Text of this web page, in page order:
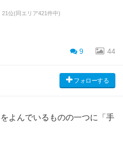
21位(同エリア421件中)
9 44
フォローする
よんでいるものの一つに「手